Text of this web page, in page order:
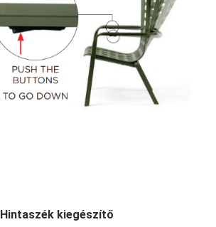
Hintaszék kiegészítő